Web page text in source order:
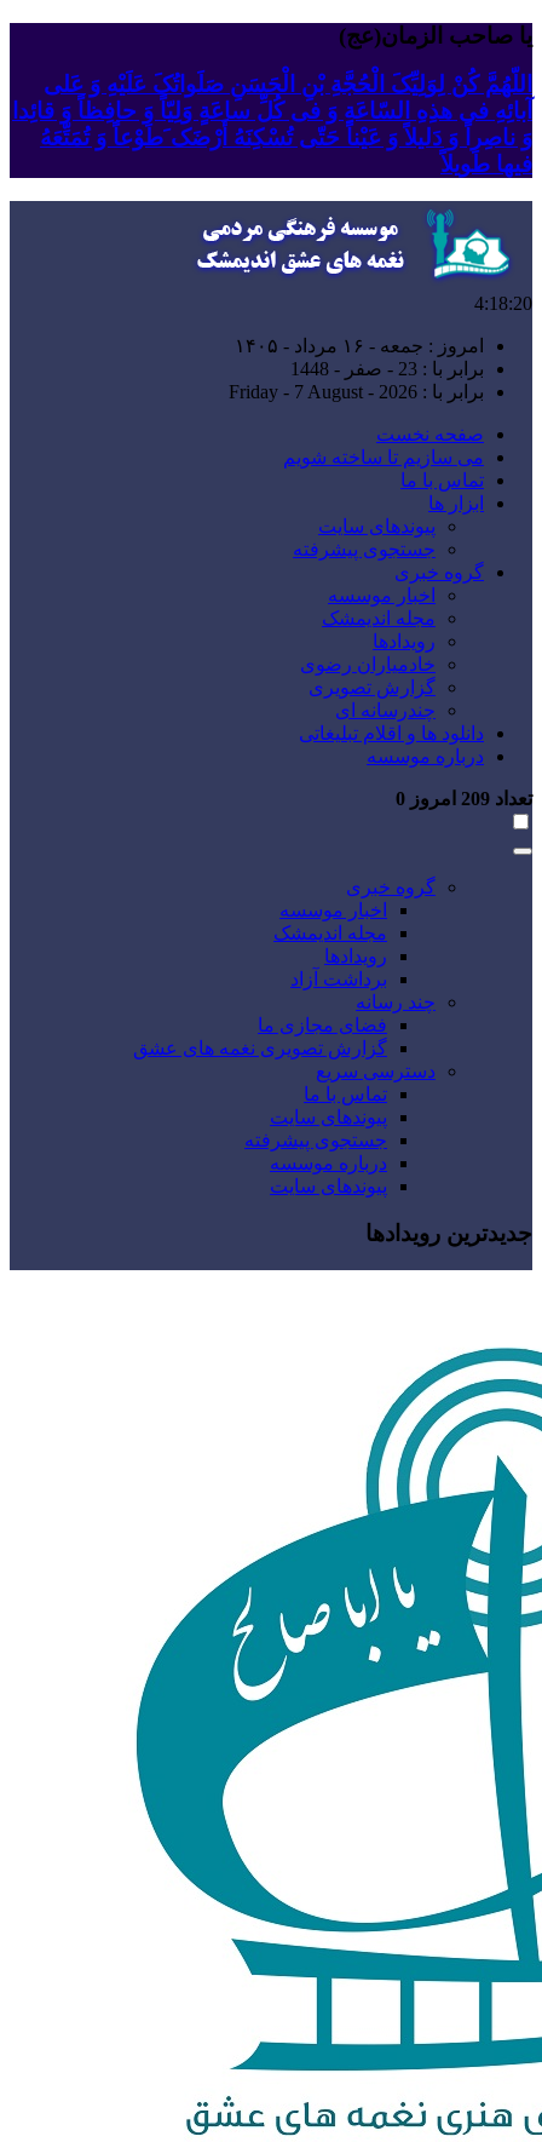
یا صاحب الزمان(عج)
اللّهُمَّ کُنْ لِوَلِیِّکَ الْحُجَّةِ بْنِ الْحَسَنِ صَلَواتُکَ عَلَیْهِ وَ عَلى
آبائِهِ فی هذِهِ السّاعَةِ وَ فی کُلِّ ساعَةٍ وَلِیّاً وَ حافِظاً وَ قائِدا
‏وَ ناصِراً وَ دَلیلاً وَ عَیْناً حَتّى تُسْکِنَهُ أَرْضَک َطَوْعاً وَ تُمَتِّعَهُ
فیها طَویلاً
4:18:20
امروز : جمعه - ۱۶ مرداد - ۱۴۰۵
برابر با : 23 - صفر - 1448
برابر با : Friday - 7 August - 2026
صفحه نخست
می سازیم تا ساخته شویم
تماس با ما
ابزار ها
پیوندهای سایت
جستجوی پیشرفته
گروه خبری
اخبار موسسه
مجله اندیمشک
رویدادها
خادمیاران رضوی
گزارش تصویری
چندرسانه ای
دانلود ها و اقلام تبلیغاتی
درباره موسسه
تعداد امروز 0
گروه خبری
اخبار موسسه
مجله اندیمشک
رویدادها
برداشت آزاد
چند رسانه
فضای مجازی ما
گزارش تصویری نغمه های عشق
دسترسی سریع
تماس با ما
پیوندهای سایت
جستجوی پیشرفته
درباره موسسه
پیوندهای سایت
جدیدترین رویدادها